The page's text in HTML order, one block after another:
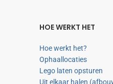
HOE WERKT HET
Hoe werkt het?
Ophaallocaties
Lego laten opsturen
Uit elkaar halen